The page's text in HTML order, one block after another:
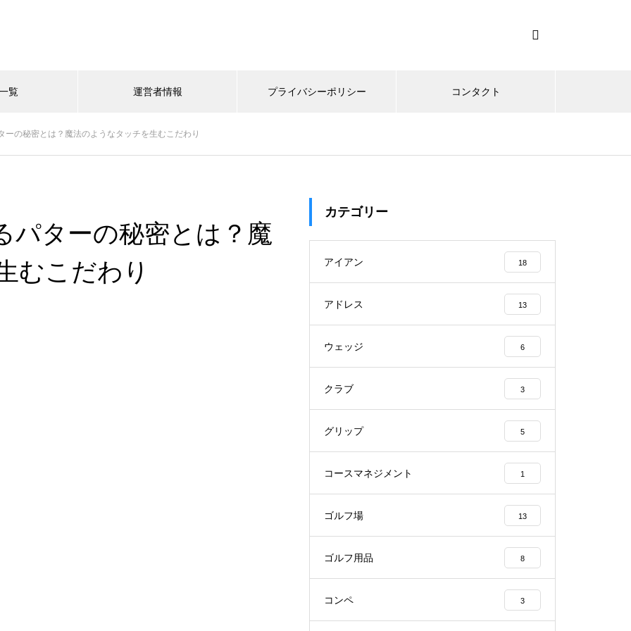
覧 運営者情報 プライバシーポリシー コンタクト
ーの秘密とは？魔法のようなタッチを生むこだわり
パターの秘密とは？魔
むこだわり
カテゴリー
アイアン 18
アドレス 13
ウェッジ 6
クラブ 3
グリップ 5
コースマネジメント 1
ゴルフ場 13
ゴルフ用品 8
コンペ 3